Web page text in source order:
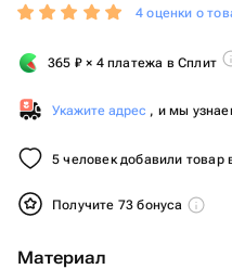
4 оценки о
365 ₽ × 4 платежа в Сплит
Укажите адрес , и мы
5 человек добавили товар
Получите 73 бонуса
Материал